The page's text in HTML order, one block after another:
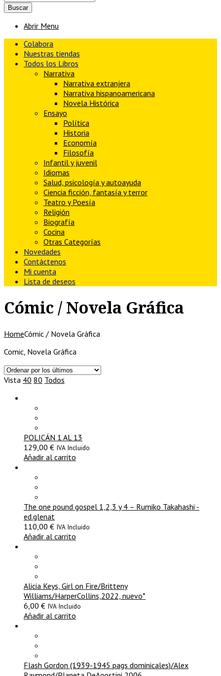
Abrir Menu
Colabora
Nuestras tiendas
Todos los Libros
Narrativa
Narrativa extranjera
Narrativa hispanoamericana
Novela Histórica
Ensayo
Política
Historia
Economía
Filosofía
Infantil y juvenil
Idiomas
Salud, psicología y autoayuda
Ciencia ficción, fantasía y terror
Teatro y Poesía
Religión
Biografía
Cocina
Otras Categorías
Novedades
Contáctenos
Mi cuenta
Lista de deseos
Cómic / Novela Gráfica
HomeCómic / Novela Gráfica
Comic, Novela Gráfica
Vista 40 80 Todos
POLICÁN 1 AL 13
129,00 € IVA Incluido
Añadir al carrito
The one pound gospel 1,2,3 y 4 – Rumiko Takahashi -
ed.glenat
110,00 € IVA Incluido
Añadir al carrito
Alicia Keys, Girl on Fire/Britteny
Williams/HarperCollins,2022, nuevo*
6,00 € IVA Incluido
Añadir al carrito
Flash Gordon (1939-1945 pags dominicales)/Alex